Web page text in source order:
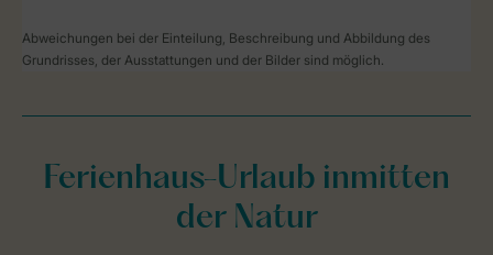
Abweichungen bei der Einteilung, Beschreibung und Abbildung des
Grundrisses, der Ausstattungen und der Bilder sind möglich.
Ferienhaus-Urlaub inmitten
der Natur